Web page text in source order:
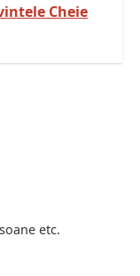
Cheie
etc.